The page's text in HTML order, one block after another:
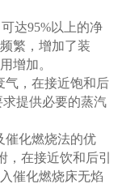
达95%以上的净
繁，增加了装
增加。
气，在接近饱和后
提供必要的蒸汽
催化燃烧法的优
在接近饮和后引
催化燃烧床无焰